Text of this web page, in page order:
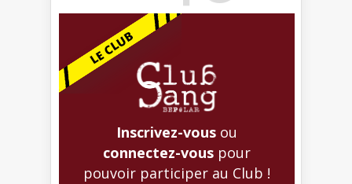
Inscrivez-vous ou
connectez-vous pour
pouvoir participer au Club !